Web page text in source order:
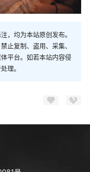
，均为本站原创发布。
止复制、盗用、采集、
平台。如若本站内容侵
理。